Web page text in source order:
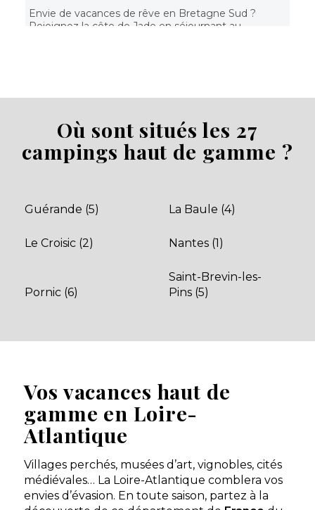
Vos vacances haut de
gamme en Loire-
Atlantique
Villages perchés, musées d’art, vignobles, cités
médiévales… La Loire-Atlantique comblera vos
envies d’évasion. En toute saison, partez à la
Envie de vacances de rêve en Bretagne Sud ?
Rejoignez la côte de Jade en séjournant au
★ 4.2/5 (1458 avis)
Aucune information tarifaire disponible
Découvrir
Camping La Dune de Jade
A mi-chemin entre la Bretagne et la Vendée, le
Camping de la Dune de Jade est le site idéal pour
vos vacances. Son extraordinaire situation, avec...
Voir le site
Découvrir
Camping Eléovic
Où sont situés les 27
campings haut de gamme ?
Guérande (5) La Baule (4)
Le Croisic (2) Nantes (1)
Pornic (6)
Saint-Brevin-les-
Pins (5)